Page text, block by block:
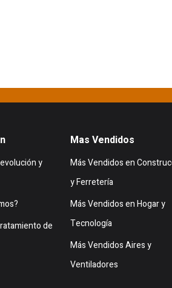
y
de
Mas Vendidos
Más Vendidos en
y Ferretería
Más Vendidos en Hogar y
Tecnología
Más Vendidos Aires y
Ventiladores